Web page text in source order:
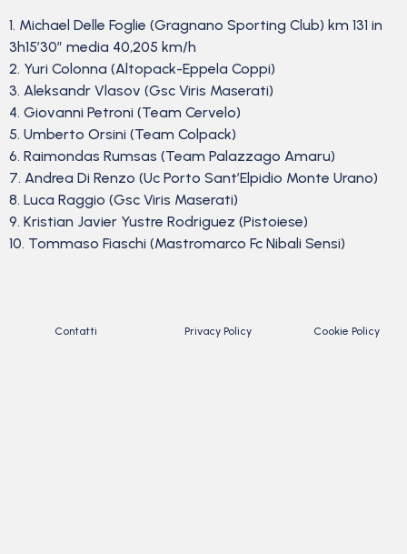
1. Michael Delle Foglie (Gragnano Sporting Club) km 131 in
3h15’30” media 40,205 km/h
2. Yuri Colonna (Altopack-Eppela Coppi)
3. Aleksandr Vlasov (Gsc Viris Maserati)
4. Giovanni Petroni (Team Cervelo)
5. Umberto Orsini (Team Colpack)
6. Raimondas Rumsas (Team Palazzago Amaru)
7. Andrea Di Renzo (Uc Porto Sant’Elpidio Monte Urano)
8. Luca Raggio (Gsc Viris Maserati)
9. Kristian Javier Yustre Rodriguez (Pistoiese)
10. Tommaso Fiaschi (Mastromarco Fc Nibali Sensi)
Contatti Privacy Policy Cookie Policy